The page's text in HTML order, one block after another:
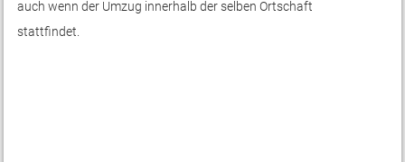
auch wenn der Umzug innerhalb der selben Ortschaft
stattfindet.